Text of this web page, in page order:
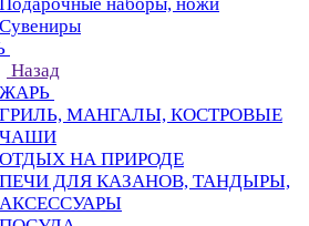
Сувениры
Назад
ЖАРЬ
ГРИЛЬ, МАНГАЛЫ, КОСТРОВЫЕ
ЧАШИ
ОТДЫХ НА ПРИРОДЕ
ПЕЧИ ДЛЯ КАЗАНОВ, ТАНДЫРЫ,
АКСЕССУАРЫ